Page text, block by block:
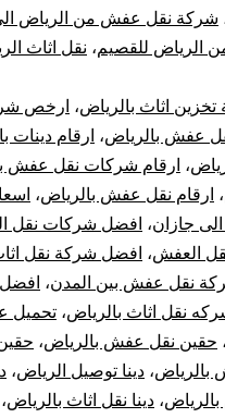
شركة نقل عفش من الرياض
الرياض للقصيم، نقل اثاث
اثاث بالرياض، ارخص
عفش بالرياض، ارقام دينات
، ارقام شركات نقل عفش
، ارقام نقل عفش بالرياض،
جازان، افضل شركات نقل
العفش، افضل شركة نقل
نقل عفش بين المدن،
نقل اثاث بالرياض، تحميل
، حقين نقل عفش بالرياض،
بالرياض، دينا توصيل الرياض،
، دينا نقل اثاث بالرياض،